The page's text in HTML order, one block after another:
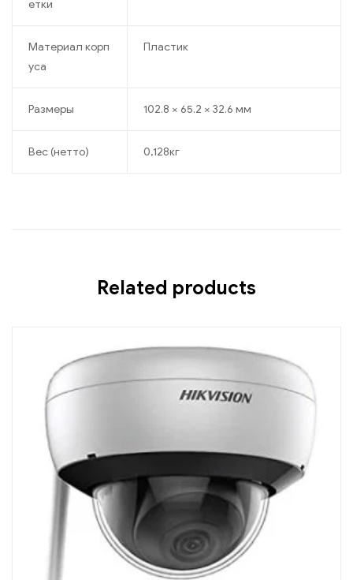
етки
Материал корп
уса
Пластик
Размеры 102.8 × 65.2 × 32.6 мм
Вес (нетто) 0,128кг
Related products